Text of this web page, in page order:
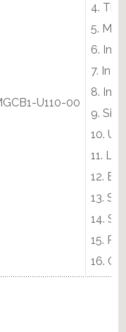
U110-00
4.
5.
6.
7.
8.
9.
10.
11.
12.
13.
14.
15.
16.